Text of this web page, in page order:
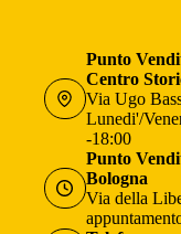
Punto
Centro
Via Ugo
Lunedi'/
-18:00
Punto
Bologna
Via della